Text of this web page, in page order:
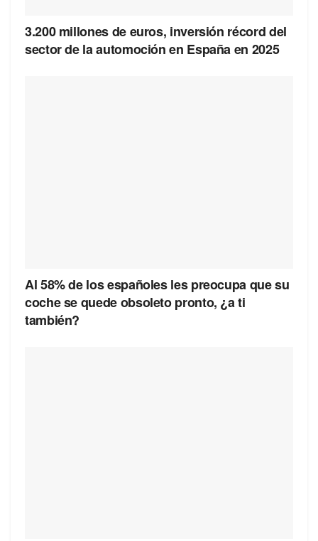
3.200 millones de euros, inversión récord del
sector de la automoción en España en 2025
Al 58% de los españoles les preocupa que su
coche se quede obsoleto pronto, ¿a ti
también?